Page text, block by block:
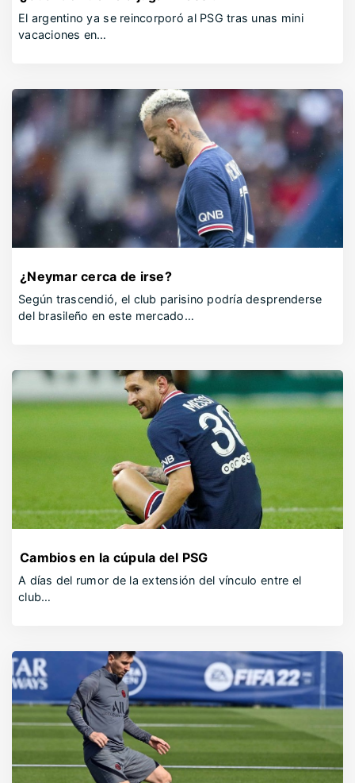
El argentino ya se reincorporó al PSG tras unas mini
vacaciones en…
¿Neymar cerca de irse?
Según trascendió, el club parisino podría desprenderse
del brasileño en este mercado…
Cambios en la cúpula del PSG
A días del rumor de la extensión del vínculo entre el
club…